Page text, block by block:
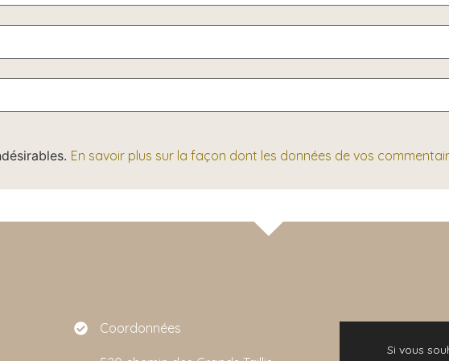
En savoir plus sur la façon dont les données de vos
Coordonnées
Si vous